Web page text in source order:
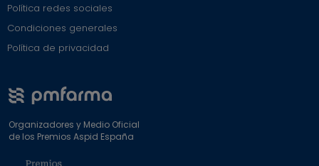
Política redes sociales
Condiciones generales
Política de privacidad
Organizadores y Medio Oficial
de los Premios Aspid España